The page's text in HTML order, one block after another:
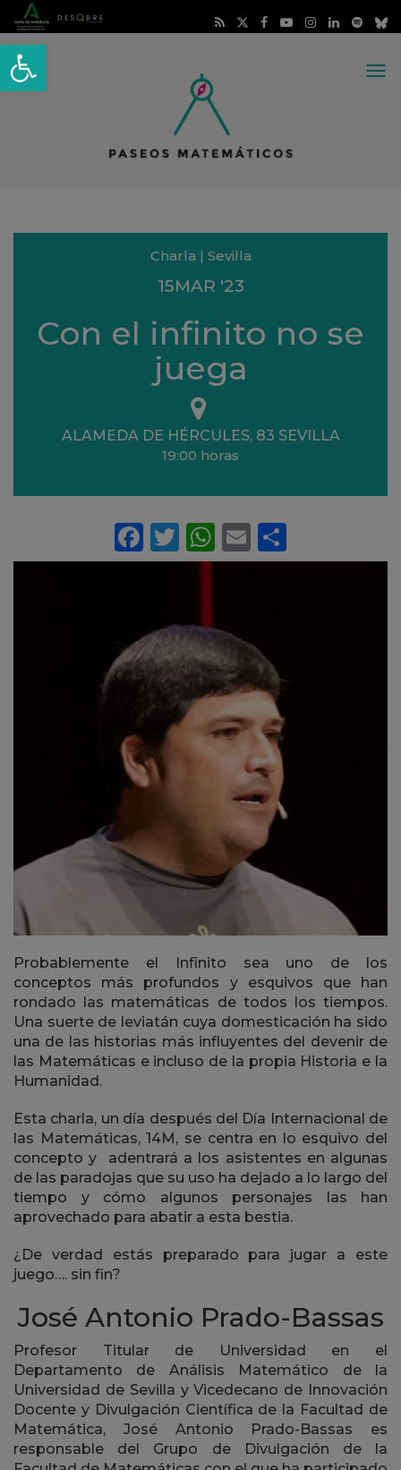
Abrir barra de herramientas
Charla | Sevilla
15MAR '23
Con el infinito no se
juega
Ubicación
ALAMEDA DE HÉRCULES, 83 SEVILLA
19:00 horas
Probablemente el Infinito sea uno de los
conceptos más profundos y esquivos que han
rondado las matemáticas de todos los tiempos.
Una suerte de leviatán cuya domesticación ha sido
una de las historias más influyentes del devenir de
las Matemáticas e incluso de la propia Historia e la
Humanidad.
Esta charla, un día después del Día Internacional de
las Matemáticas, 14M, se centra en lo esquivo del
concepto y adentrará a los asistentes en algunas
de las paradojas que su uso ha dejado a lo largo del
tiempo y cómo algunos personajes las han
aprovechado para abatir a esta bestia.
¿De verdad estás preparado para jugar a este
juego…. sin fin?
José Antonio Prado-Bassas
Profesor Titular de Universidad en el
Departamento de Análisis Matemático de la
Universidad de Sevilla y Vicedecano de Innovación
Docente y Divulgación Científica de la Facultad de
Matemática, José Antonio Prado-Bassas es
responsable del Grupo de Divulgación de la